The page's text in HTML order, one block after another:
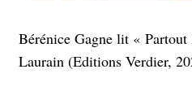
Bérénice Gagne lit «
Laurain (Editions Verdier,